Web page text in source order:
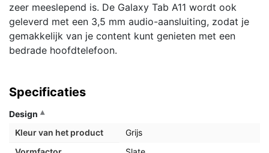
zeer meeslepend is. De Galaxy Tab A11 wordt ook
geleverd met een 3,5 mm audio-aansluiting, zodat je
gemakkelijk van je content kunt genieten met een
bedrade hoofdtelefoon.
Specificaties
Design
Kleur van het product
Grijs